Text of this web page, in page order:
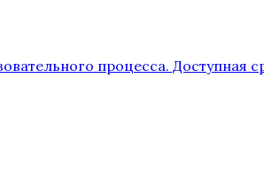
процесса. Доступная